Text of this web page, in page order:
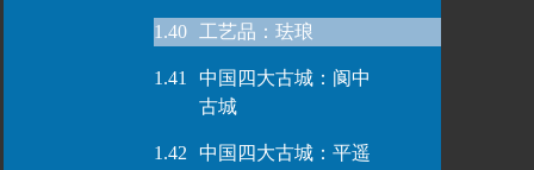
1.40 工艺品：珐琅
1.41
中国四大古城：阆中
古城
1.42
中国四大古城：平遥